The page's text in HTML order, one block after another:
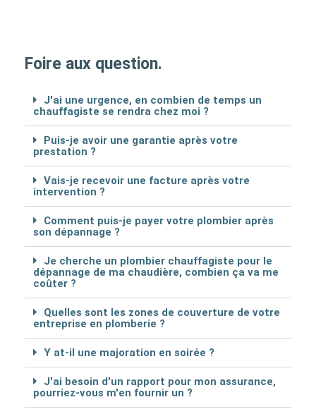
Foire aux question.
J'ai une urgence, en combien de temps un
chauffagiste se rendra chez moi ?
Puis-je avoir une garantie après votre
prestation ?
Vais-je recevoir une facture après votre
intervention ?
Comment puis-je payer votre plombier après
son dépannage ?
Je cherche un plombier chauffagiste pour le
dépannage de ma chaudière, combien ça va me
coûter ?
Quelles sont les zones de couverture de votre
entreprise en plomberie ?
Y at-il une majoration en soirée ?
J'ai besoin d'un rapport pour mon assurance,
pourriez-vous m'en fournir un ?